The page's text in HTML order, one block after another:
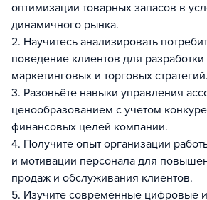
оптимизации товарных запасов в
динамичного рынка.
2. Научитесь анализировать
поведение клиентов для
маркетинговых и торговых стратегий.
3. Разовьёте навыки управления
ценообразованием с учетом
финансовых целей компании.
4. Получите опыт организации
и мотивации персонала для
продаж и обслуживания клиентов.
5. Изучите современные цифровые